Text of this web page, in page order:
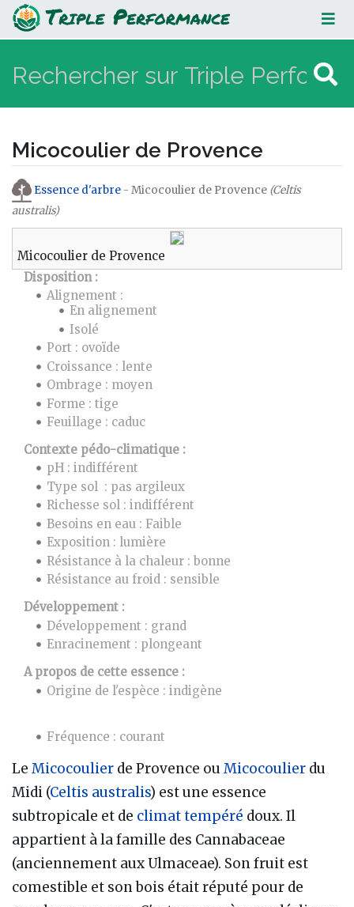
Micocoulier de Provence
Micocoulier de Provence
Aller à :navigation,rechercher
Essence d'arbre - Micocoulier de Provence (Celtis
australis)
Micocoulier de Provence
Disposition :
Alignement :
En alignement
Isolé
Port : ovoïde
Croissance : lente
Ombrage : moyen
Forme : tige
Feuillage : caduc
Contexte pédo-climatique :
pH : indifférent
Type sol : pas argileux
Richesse sol : indifférent
Besoins en eau : Faible
Exposition : lumière
Résistance à la chaleur : bonne
Résistance au froid : sensible
Développement :
Développement : grand
Enracinement : plongeant
A propos de cette essence :
Origine de l'espèce : indigène
Fréquence : courant
Le Micocoulier de Provence ou Micocoulier du
Midi (Celtis australis) est une essence
subtropicale et de climat tempéré doux. Il
appartient à la famille des Cannabaceae
(anciennement aux Ulmaceae). Son fruit est
comestible et son bois était réputé pour de